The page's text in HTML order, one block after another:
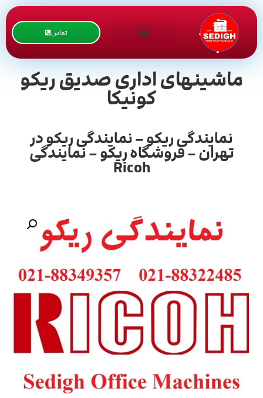
تماس
ماشینهای اداری صدیق ریکو
کونیکا
نمایندگی ریکو – نمایندگی ریکو در
تهران – فروشگاه ریکو – نمایندگی
Ricoh